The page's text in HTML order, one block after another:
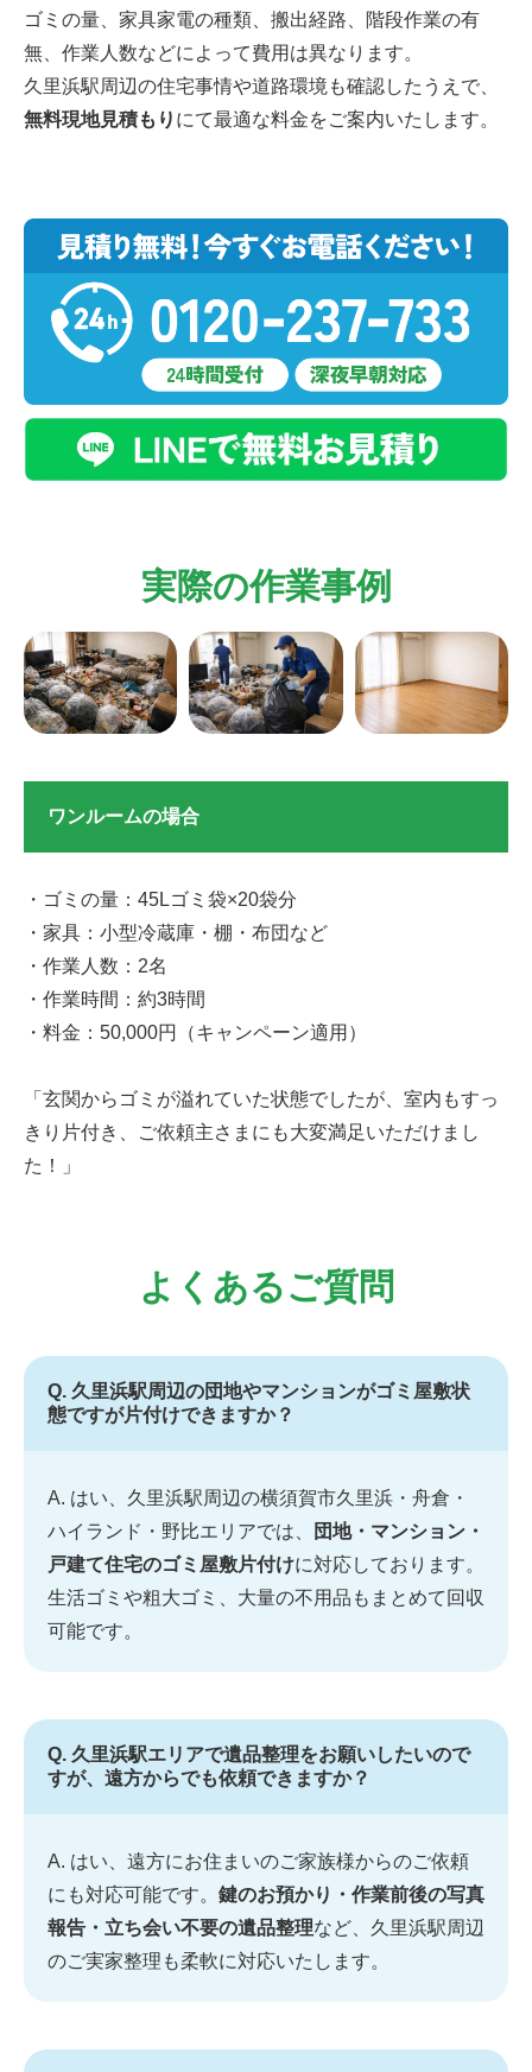
ゴミの量、家具家電の種類、搬出経路、階段作業の有
無、作業人数などによって費用は異なります。
久里浜駅周辺の住宅事情や道路環境も確認したうえで、
無料現地見積もり にて最適な料金をご案内いたします。
実際の作業事例
ワンルームの場合
・ゴミの量：45Lゴミ袋×20袋分
・家具：小型冷蔵庫・棚・布団など
・作業人数：2名
・作業時間：約3時間
・料金：50,000円（キャンペーン適用）
「玄関からゴミが溢れていた状態でしたが、室内もすっ
きり片付き、ご依頼主さまにも大変満足いただけまし
た！」
よくあるご質問
Q. 久里浜駅周辺の団地やマンションがゴミ屋敷状
態ですが片付けできますか？
A. はい、久里浜駅周辺の横須賀市久里浜・舟倉・
ハイランド・野比エリアでは、
団地・マンション・
戸建て住宅のゴミ屋敷片付けに対応しております。
生活ゴミや粗大ゴミ、大量の不用品もまとめて回収
可能です。
Q. 久里浜駅エリアで遺品整理をお願いしたいので
すが、遠方からでも依頼できますか？
A. はい、遠方にお住まいのご家族様からのご依頼
にも対応可能です。 鍵のお預かり・作業前後の写真
報告・立ち会い不要の遺品整理など、久里浜駅周辺
のご実家整理も柔軟に対応いたします。